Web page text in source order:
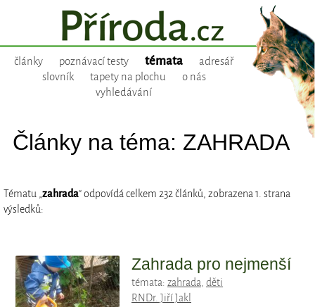
články poznávací testy témata
adresář
slovník
tapety na plochu
o nás
vyhledávání
Články na téma: ZAHRADA
Tématu „zahrada“ odpovídá celkem 232 článků, zobrazena 1. strana
výsledků:
Zahrada pro nejmenší
témata: zahrada, děti
RNDr. Jiří Jakl